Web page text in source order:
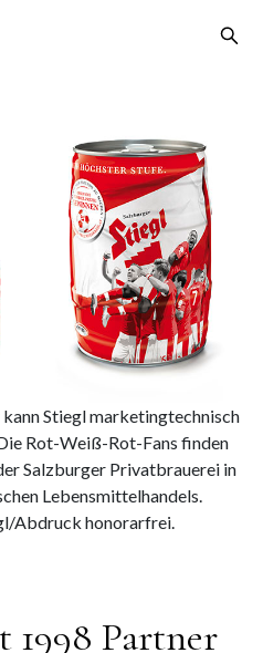
Stiegl marketingtechnisch
Rot-Weiß-Rot-Fans finden
Salzburger Privatbrauerei in
Lebensmittelhandels.
Abdruck honorarfrei.
1998 Partner